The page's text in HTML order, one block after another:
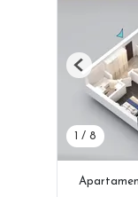
1 / 8
Previous